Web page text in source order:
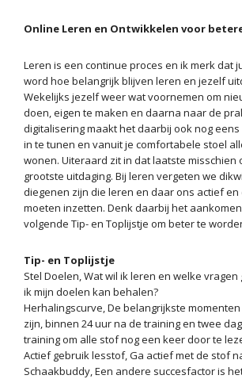
Online Leren en Ontwikkelen voor
Leren is een continue proces en ik merk dat
word hoe belangrijk blijven leren en jezelf
Wekelijks jezelf weer wat voornemen om
doen, eigen te maken en daarna naar de
digitalisering maakt het daarbij ook nog
in te tunen en vanuit je comfortabele stoel
wonen. Uiteraard zit in dat laatste misschien
grootste uitdaging. Bij leren vergeten we
diegenen zijn die leren en daar ons actief
moeten inzetten. Denk daarbij het
volgende Tip- en Toplijstje om beter te
Tip- en Toplijstje
Stel Doelen, Wat wil ik leren en welke
ik mijn doelen kan behalen?
Herhalingscurve, De belangrijkste
zijn, binnen 24 uur na de training en twee
training om alle stof nog een keer door te
Actief gebruik lesstof, Ga actief met de stof
Schaakbuddy, Een andere succesfactor is